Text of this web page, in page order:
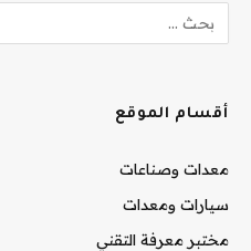
أقسام الموقع
معدات وصناعات
سيارات ومعدات
مختبر معرفة التقني